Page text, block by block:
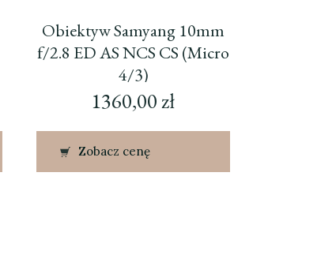
Obiektyw Samyang 10mm
f/2.8 ED AS NCS CS (Micro
4/3)
1360,00zł
Zobacz cenę